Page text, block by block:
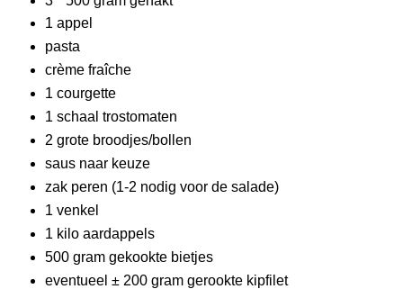
1 appel
pasta
crème fraîche
1 courgette
1 schaal trostomaten
2 grote broodjes/bollen
saus naar keuze
zak peren (1-2 nodig voor de salade)
1 venkel
1 kilo aardappels
500 gram gekookte bietjes
eventueel ± 200 gram gerookte kipfilet